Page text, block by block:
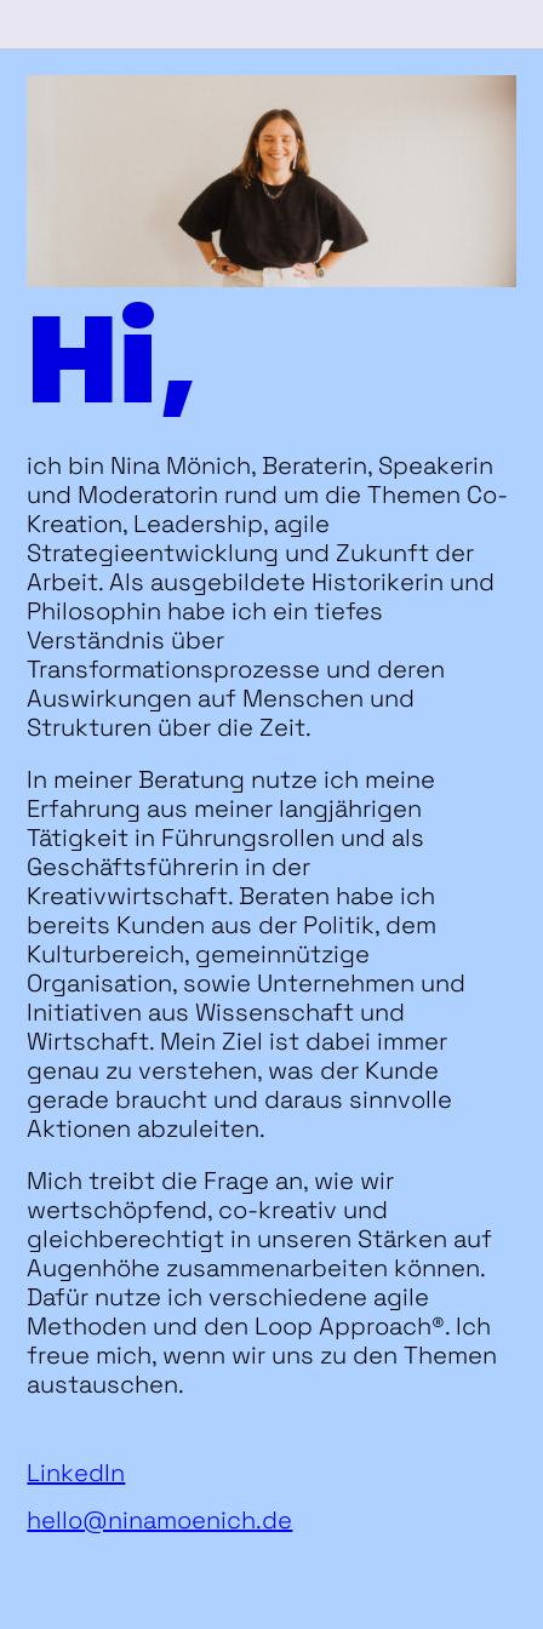
Hi,
ich bin Nina Mönich, Beraterin, Speakerin
und Moderatorin rund um die Themen Co-
Kreation, Leadership, agile
Strategieentwicklung und Zukunft der
Arbeit. Als ausgebildete Historikerin und
Philosophin habe ich ein tiefes
Verständnis über
Transformationsprozesse und deren
Auswirkungen auf Menschen und
Strukturen über die Zeit.
In meiner Beratung nutze ich meine
Erfahrung aus meiner langjährigen
Tätigkeit in Führungsrollen und als
Geschäftsführerin in der
Kreativwirtschaft. Beraten habe ich
bereits Kunden aus der Politik, dem
Kulturbereich, gemeinnützige
Organisation, sowie Unternehmen und
Initiativen aus Wissenschaft und
Wirtschaft. Mein Ziel ist dabei immer
genau zu verstehen, was der Kunde
gerade braucht und daraus sinnvolle
Aktionen abzuleiten.
Mich treibt die Frage an, wie wir
wertschöpfend, co-kreativ und
gleichberechtigt in unseren Stärken auf
Augenhöhe zusammenarbeiten können.
Dafür nutze ich verschiedene agile
Methoden und den Loop Approach®. Ich
freue mich, wenn wir uns zu den Themen
austauschen.
LinkedIn
hello@ninamoenich.de